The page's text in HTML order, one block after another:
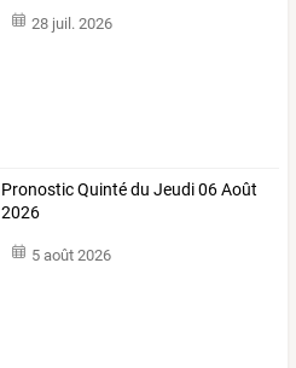
28 juil. 2026
Pronostic Quinté du Jeudi 06 Août
2026
5 août 2026